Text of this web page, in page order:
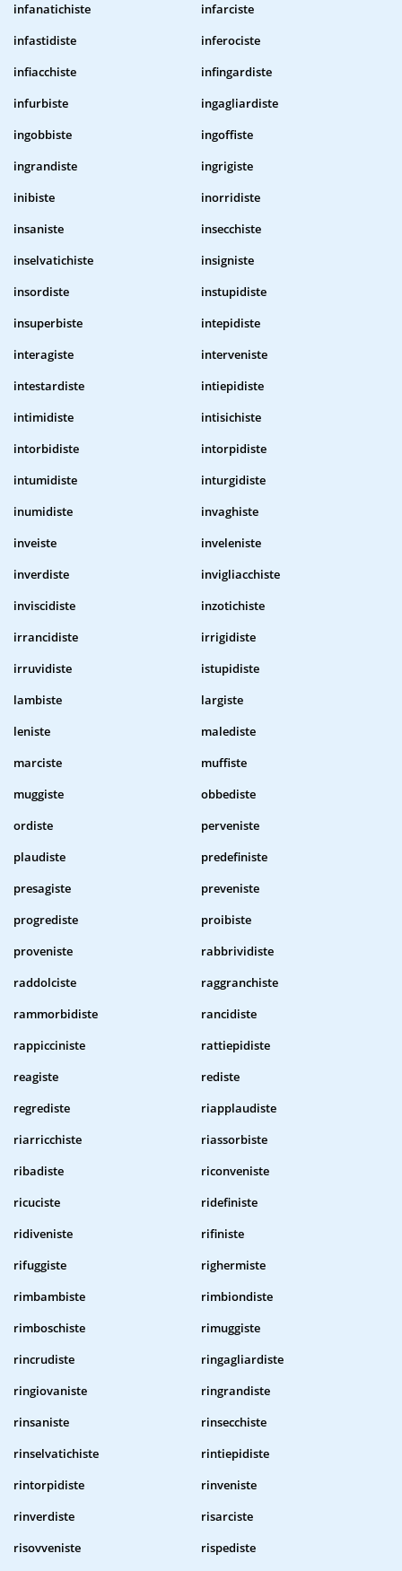
infanatichiste
infarciste
infastidiste
inferociste
infiacchiste
infingardiste
infurbiste
ingagliardiste
ingobbiste
ingoffiste
ingrandiste
ingrigiste
inibiste
inorridiste
insaniste
insecchiste
inselvatichiste
insigniste
insordiste
instupidiste
insuperbiste
intepidiste
interagiste
interveniste
intestardiste
intiepidiste
intimidiste
intisichiste
intorbidiste
intorpidiste
intumidiste
inturgidiste
inumidiste
invaghiste
inveiste
inveleniste
inverdiste
invigliacchiste
inviscidiste
inzotichiste
irrancidiste
irrigidiste
irruvidiste
istupidiste
lambiste
largiste
leniste
malediste
marciste
muffiste
muggiste
obbediste
ordiste
perveniste
plaudiste
predefiniste
presagiste
preveniste
progrediste
proibiste
proveniste
rabbrividiste
raddolciste
raggranchiste
rammorbidiste
rancidiste
rappicciniste
rattiepidiste
reagiste
rediste
regrediste
riapplaudiste
riarricchiste
riassorbiste
ribadiste
riconveniste
ricuciste
ridefiniste
ridiveniste
rifiniste
rifuggiste
righermiste
rimbambiste
rimbiondiste
rimboschiste
rimuggiste
rincrudiste
ringagliardiste
ringiovaniste
ringrandiste
rinsaniste
rinsecchiste
rinselvatichiste
rintiepidiste
rintorpidiste
rinveniste
rinverdiste
risarciste
risovveniste
rispediste